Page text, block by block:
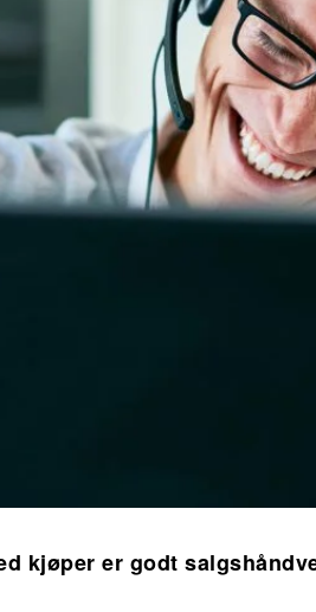
kjøper er godt